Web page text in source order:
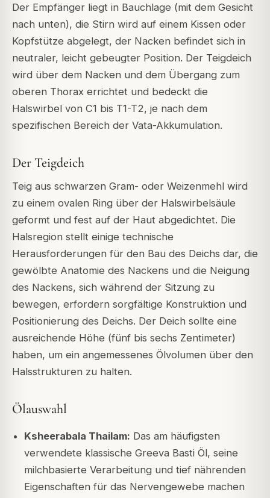
Der Empfänger liegt in Bauchlage (mit dem Gesicht
nach unten), die Stirn wird auf einem Kissen oder
Kopfstütze abgelegt, der Nacken befindet sich in
neutraler, leicht gebeugter Position. Der Teigdeich
wird über dem Nacken und dem Übergang zum
oberen Thorax errichtet und bedeckt die
Halswirbel von C1 bis T1-T2, je nach dem
spezifischen Bereich der Vata-Akkumulation.
Der Teigdeich
Teig aus schwarzen Gram- oder Weizenmehl wird
zu einem ovalen Ring über der Halswirbelsäule
geformt und fest auf der Haut abgedichtet. Die
Halsregion stellt einige technische
Herausforderungen für den Bau des Deichs dar, die
gewölbte Anatomie des Nackens und die Neigung
des Nackens, sich während der Sitzung zu
bewegen, erfordern sorgfältige Konstruktion und
Positionierung des Deichs. Der Deich sollte eine
ausreichende Höhe (fünf bis sechs Zentimeter)
haben, um ein angemessenes Ölvolumen über den
Halsstrukturen zu halten.
Ölauswahl
Ksheerabala Thailam: Das am häufigsten
verwendete klassische Greeva Basti Öl, seine
milchbasierte Verarbeitung und tief nährenden
Eigenschaften für das Nervengewebe machen